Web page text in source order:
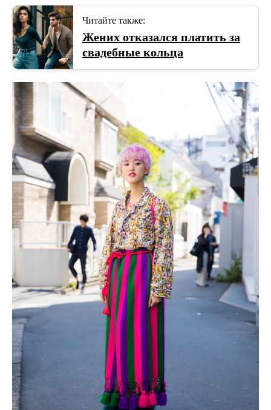
Читайте также:
Жених отказался платить за
свадебные кольца